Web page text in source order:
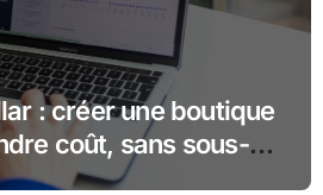
: créer une boutique
coût, sans sous-